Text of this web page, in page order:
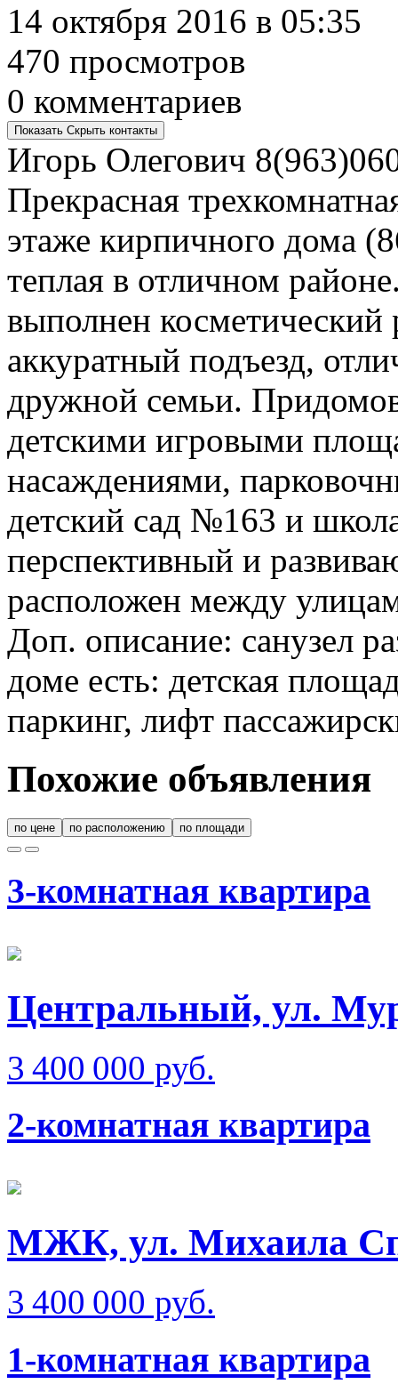
14 октября 2016 в 05:35
470 просмотров
0 комментариев
Показать Скрыть контакты
Игорь Олегович
Прекрасная
этаже кирпичного дома
теплая в отличном
выполнен
аккуратный подъезд,
дружной семьи.
детскими игровыми
насаждениями,
детский сад №163 и
перспективный и
расположен между
Доп. описание: санузел
доме есть: детская
паркинг, лифт
Похожие объявления
по цене по расположению по площади
3-комнатная квартира
Центральный, ул.
3 400 000 руб.
2-комнатная квартира
МЖК, ул. Михаила
3 400 000 руб.
1-комнатная квартира